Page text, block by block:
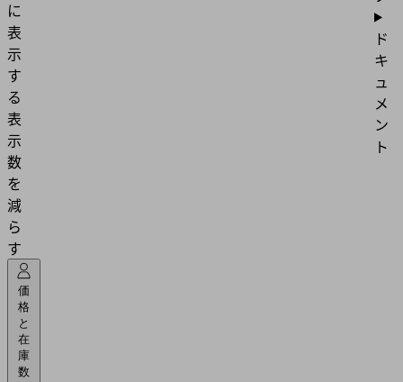
に
表
示
す
る
表
示
数
を
減
ら
す
価
格
と
在
庫
数
ド
キ
ュ
メ
ン
ト